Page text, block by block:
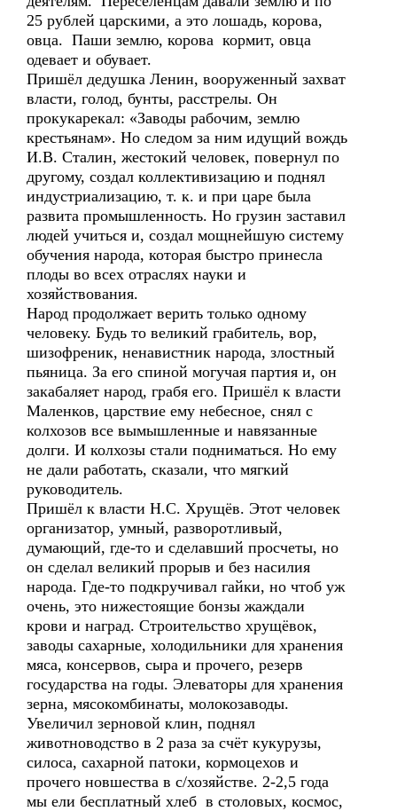
25 рублей царскими, а это лошадь, корова,
овца. Паши землю, корова кормит, овца
одевает и обувает.
Пришёл дедушка Ленин, вооруженный захват
власти, голод, бунты, расстрелы. Он
прокукарекал: «Заводы рабочим, землю
крестьянам». Но следом за ним идущий вождь
И.В. Сталин, жестокий человек, повернул по
другому, создал коллективизацию и поднял
индустриализацию, т. к. и при царе была
развита промышленность. Но грузин заставил
людей учиться и, создал мощнейшую систему
обучения народа, которая быстро принесла
плоды во всех отраслях науки и
хозяйствования.
Народ продолжает верить только одному
человеку. Будь то великий грабитель, вор,
шизофреник, ненавистник народа, злостный
пьяница. За его спиной могучая партия и, он
закабаляет народ, грабя его. Пришёл к власти
Маленков, царствие ему небесное, снял с
колхозов все вымышленные и навязанные
долги. И колхозы стали подниматься. Но ему
не дали работать, сказали, что мягкий
руководитель.
Пришёл к власти Н.С. Хрущёв. Этот человек
организатор, умный, разворотливый,
думающий, где-то и сделавший просчеты, но
он сделал великий прорыв и без насилия
народа. Где-то подкручивал гайки, но чтоб уж
очень, это нижестоящие бонзы жаждали
крови и наград. Строительство хрущёвок,
заводы сахарные, холодильники для хранения
мяса, консервов, сыра и прочего, резерв
государства на годы. Элеваторы для хранения
зерна, мясокомбинаты, молокозаводы.
Увеличил зерновой клин, поднял
животноводство в 2 раза за счёт кукурузы,
силоса, сахарной патоки, кормоцехов и
прочего новшества в с/хозяйстве. 2-2,5 года
мы ели бесплатный хлеб в столовых, космос,